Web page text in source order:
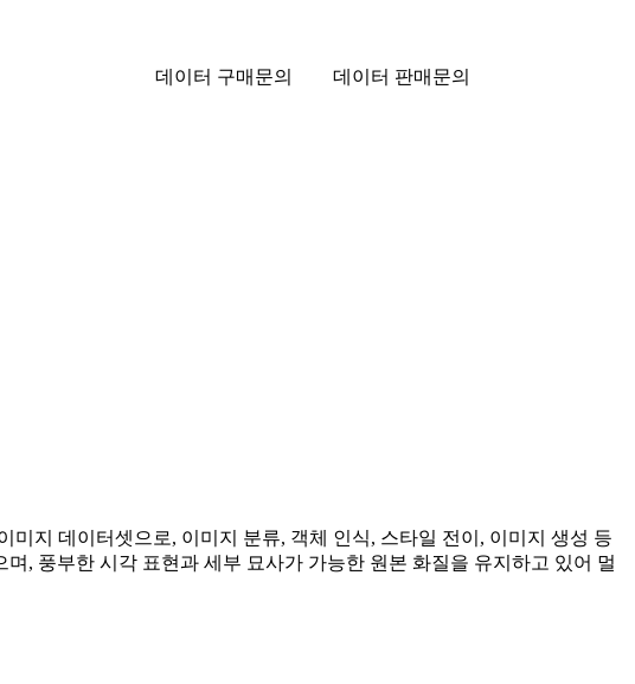
데이터 구매문의 데이터 판매문의
미지 데이터셋으로, 이미지 분류, 객체 인식, 스타일 전이, 이미지 생성 등
, 풍부한 시각 표현과 세부 묘사가 가능한 원본 화질을 유지하고 있어 멀